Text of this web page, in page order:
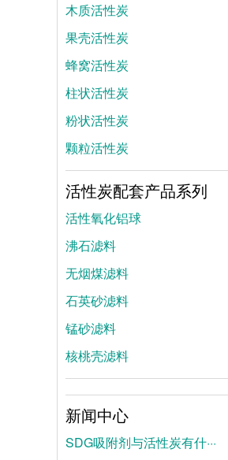
木质活性炭
果壳活性炭
蜂窝活性炭
柱状活性炭
粉状活性炭
颗粒活性炭
活性炭配套产品系列
活性氧化铝球
沸石滤料
无烟煤滤料
石英砂滤料
锰砂滤料
核桃壳滤料
新闻中心
SDG吸附剂与活性炭有什···